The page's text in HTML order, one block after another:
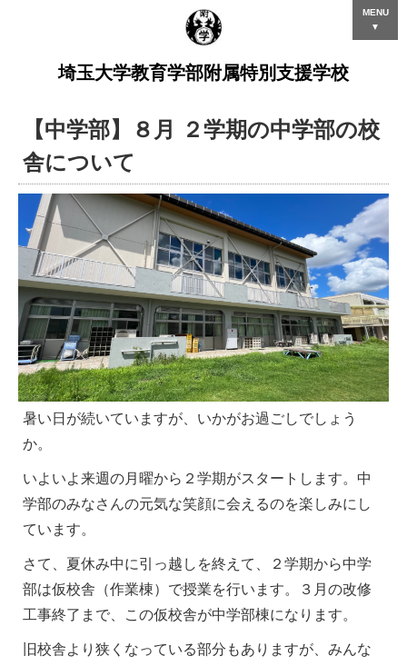
埼玉大学教育学部附属特別支援学校
MENU
▼
【中学部】８月 ２学期の中学部の校
舎について
暑い日が続いていますが、いかがお過ごしでしょう
か。
いよいよ来週の月曜から２学期がスタートします。中
学部のみなさんの元気な笑顔に会えるのを楽しみにし
ています。
さて、夏休み中に引っ越しを終えて、２学期から中学
部は仮校舎（作業棟）で授業を行います。３月の改修
工事終了まで、この仮校舎が中学部棟になります。
旧校舎より狭くなっている部分もありますが、みんな